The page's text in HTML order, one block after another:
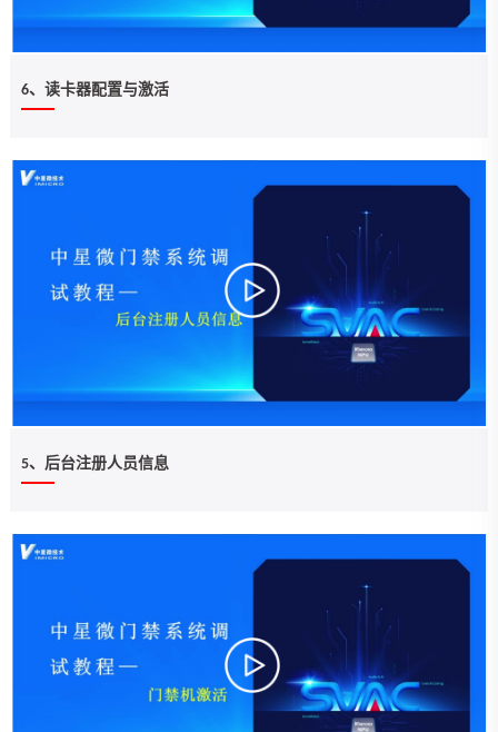
6、读卡器配置与激活
5、后台注册人员信息